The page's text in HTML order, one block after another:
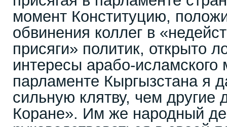
момент Конституцию,
обвинения коллег в
присяги» политик, открыто
интересы арабо-исламского
парламенте Кыргызстана я
сильную клятву, чем другие
Коране». Им же народный